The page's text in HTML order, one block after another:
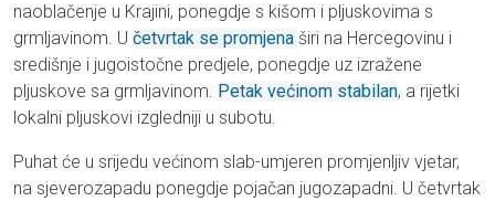
naoblačenje u Krajini, ponegdje s kišom i pljuskovima s
grmljavinom. U četvrtak se promjena širi na Hercegovinu i
središnje i jugoistočne predjele, ponegdje uz izražene
pljuskove sa grmljavinom. Petak većinom stabilan, a rijetki
lokalni pljuskovi izgledniji u subotu.
Puhat će u srijedu većinom slab-umjeren promjenljiv vjetar,
na sjeverozapadu ponegdje pojačan jugozapadni. U četvrtak